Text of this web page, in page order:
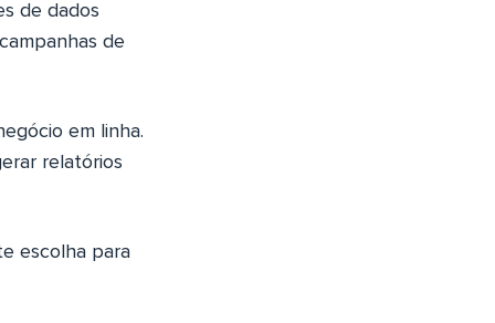
de dados
de
em linha.
relatórios
escolha para